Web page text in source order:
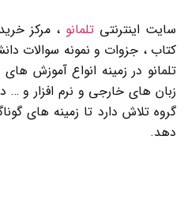
سایت اینترنتی تلمانو ، مرکز
کتاب ، جزوات و نمونه سوالات
تلمانو در زمینه انواع
زبان های خارجی و نرم افزار و …
گروه تلاش دارد تا زمینه های
دهد.